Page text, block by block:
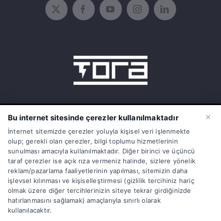
15 Temmuz Mah. 1468 Sok. No:5/31
info@torasarj.com
torateknik@hs01.kep.tr
0850 808 86 72
×
Bu internet sitesinde çerezler kullanılmaktadır
İnternet sitemizde çerezler yoluyla kişisel veri işlenmekte
olup; gerekli olan çerezler, bilgi toplumu hizmetlerinin
sunulması amacıyla kullanılmaktadır. Diğer birinci ve üçüncü
taraf çerezler ise açık rıza vermeniz halinde, sizlere yönelik
reklam/pazarlama faaliyetlerinin yapılması, sitemizin daha
işlevsel kılınması ve kişiselleştirmesi (gizlilik tercihiniz hariç
olmak üzere diğer tercihlerinizin siteye tekrar girdiğinizde
hatırlanmasını sağlamak) amaçlarıyla sınırlı olarak
kullanılacaktır.